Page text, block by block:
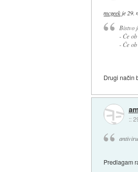
mcgeekje 29.
Bistvo
- Če
- Če
Drugi način
::
Predlagam